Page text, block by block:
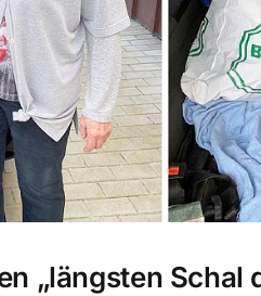
„längsten Schal